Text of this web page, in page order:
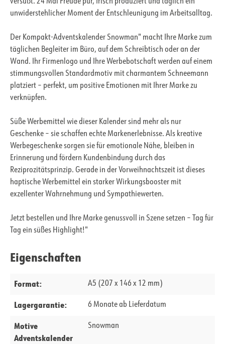
versüßt. 24 Mal Freude pur, frisch produziert und täglich ein
unwiderstehlicher Moment der Entschleunigung im Arbeitsalltag.
Der Kompakt-Adventskalender Snowman" macht Ihre Marke zum
täglichen Begleiter im Büro, auf dem Schreibtisch oder an der
Wand. Ihr Firmenlogo und Ihre Werbebotschaft werden auf einem
stimmungsvollen Standardmotiv mit charmantem Schneemann
platziert – perfekt, um positive Emotionen mit Ihrer Marke zu
verknüpfen.
Süße Werbemittel wie dieser Kalender sind mehr als nur
Geschenke – sie schaffen echte Markenerlebnisse. Als kreative
Werbegeschenke sorgen sie für emotionale Nähe, bleiben in
Erinnerung und fördern Kundenbindung durch das
Reziprozitätsprinzip. Gerade in der Vorweihnachtszeit ist dieses
haptische Werbemittel ein starker Wirkungsbooster mit
exzellenter Wahrnehmung und Sympathiewerten.
Jetzt bestellen und Ihre Marke genussvoll in Szene setzen – Tag für
Tag ein süßes Highlight!"
Eigenschaften
Format: A5 (207 x 146 x 12 mm)
Lagergarantie: 6 Monate ab Lieferdatum
Motive
Adventskalender
Snowman